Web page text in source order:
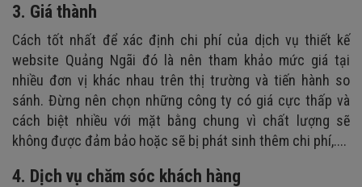
3. Giá thành
Cách tốt nhất để xác định chi phí của dịch vụ thiết kế
website Quảng Ngãi đó là nên tham khảo mức giá tại
nhiều đơn vị khác nhau trên thị trường và tiến hành so
sánh. Đừng nên chọn những công ty có giá cực thấp và
cách biệt nhiều với mặt bằng chung vì chất lượng sẽ
không được đảm bảo hoặc sẽ bị phát sinh thêm chi phí,....
4. Dịch vụ chăm sóc khách hàng